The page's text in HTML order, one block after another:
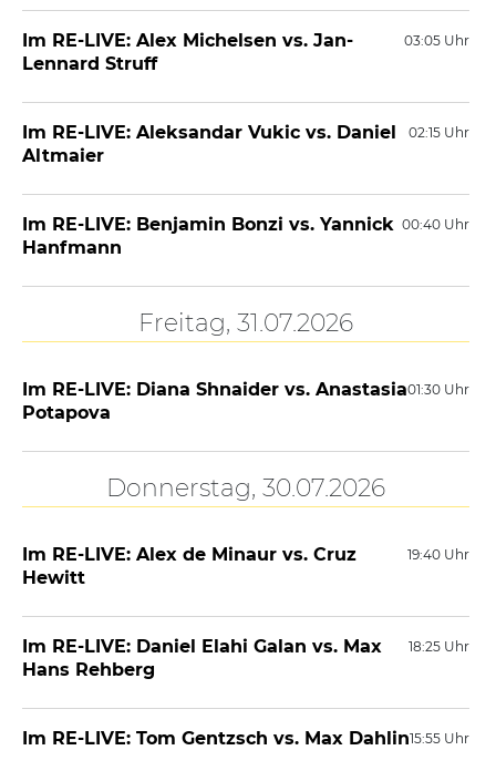
03:05 Uhr
Im RE-LIVE: Alex Michelsen vs. Jan-
Lennard Struff
02:15 Uhr
Im RE-LIVE: Aleksandar Vukic vs. Daniel
Altmaier
00:40 Uhr
Im RE-LIVE: Benjamin Bonzi vs. Yannick
Hanfmann
Freitag, 31.07.2026
01:30 Uhr
Im RE-LIVE: Diana Shnaider vs. Anastasia
Potapova
Donnerstag, 30.07.2026
19:40 Uhr
Im RE-LIVE: Alex de Minaur vs. Cruz
Hewitt
18:25 Uhr
Im RE-LIVE: Daniel Elahi Galan vs. Max
Hans Rehberg
15:55 Uhr
Im RE-LIVE: Tom Gentzsch vs. Max Dahlin